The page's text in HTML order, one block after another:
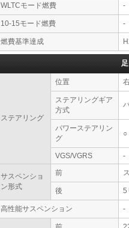
WLTCモード燃費 -
10-15モード燃費 -
燃費基準達成
ステアリング
位置
ステアリングギア
方式
パワーステアリン
グ
○
VGS/VGRS -
サスペンショ
ン形式
前
後 5
高性能サスペンション -